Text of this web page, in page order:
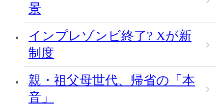
景
インプレゾンビ終了? Xが新
制度
親・祖父母世代、帰省の「本
音」